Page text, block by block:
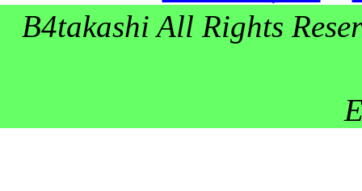
B4takashi All Rights